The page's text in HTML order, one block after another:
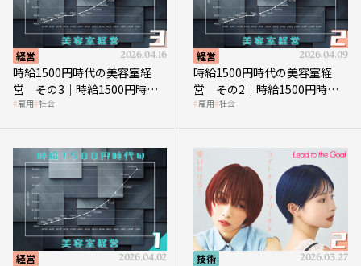
経営 2026.04.16
時給1500円時代の美容室経
営 その3｜時給1500円時
代、美容業はどのような影響
雇用 社会
経営 2026.04.09
時給1500円時代の美容室経
営 その2｜時給1500円時代
に支払う給与はいくらなのか
雇用 社会
経営 2026.04.02 技術 2026.03.27